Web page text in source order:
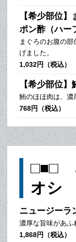
【希少部位
ポン酢（ハー
まぐろのお腹の
げました。
1,032円（税込）
【希少部位
鮪のほほ肉は、濃
768円（税込）
□■□
オシ
ニュージーラ
濃厚な旨味があふ
1,868円（税込）